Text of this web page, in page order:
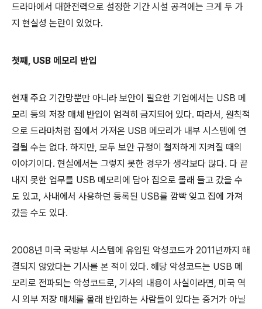
드라마에서 대한전력으로 설정한 기간 시설 공격에는 크게 두 가
지 현실성 논란이 있었다.
첫째, USB 메모리 반입
현재 주요 기간망뿐만 아니라 보안이 필요한 기업에서는 USB 메
모리 등의 저장 매체 반입이 엄격히 금지되어 있다. 따라서, 원칙적
으로 드라마처럼 집에서 가져온 USB 메모리가 내부 시스템에 연
결될 수는 없다. 하지만, 모두 보안 규정이 철저하게 지켜질 때의
이야기이다. 현실에서는 그렇지 못한 경우가 생각보다 많다. 다 끝
내지 못한 업무를 USB 메모리에 담아 집으로 몰래 들고 갔을 수
도 있고, 사내에서 사용하던 등록된 USB를 깜빡 잊고 집에 가져
갔을 수도 있다.
2008년 미국 국방부 시스템에 유입된 악성코드가 2011년까지 해
결되지 않았다는 기사를 본 적이 있다. 해당 악성코드는 USB 메
모리로 전파되는 악성코드로, 기사의 내용이 사실이라면, 미국 역
시 외부 저장 매체를 몰래 반입하는 사람들이 있다는 증거가 아닐